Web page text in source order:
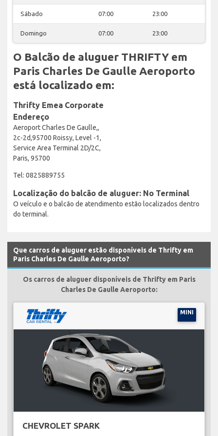
Sábado 07:00 23:00
Domingo 07:00 23:00
O Balcão de aluguer THRIFTY em
Paris Charles De Gaulle Aeroporto
está localizado em:
Thrifty Emea Corporate
Endereço
Aeroport Charles De Gaulle,,
2c-2d,95700 Roissy, Level -1,
Service Area Terminal 2D/2C,
Paris, 95700
Tel: 0825889755
Localização do balcão de aluguer: No Terminal
O veículo e o balcão de atendimento estão localizados dentro
do terminal.
Que carros de aluguer estão disponíveis de Thrifty em
Paris Charles De Gaulle Aeroporto?
Os carros de aluguer disponíveis de Thrifty em Paris
Charles De Gaulle Aeroporto:
MINI
CHEVROLET SPARK